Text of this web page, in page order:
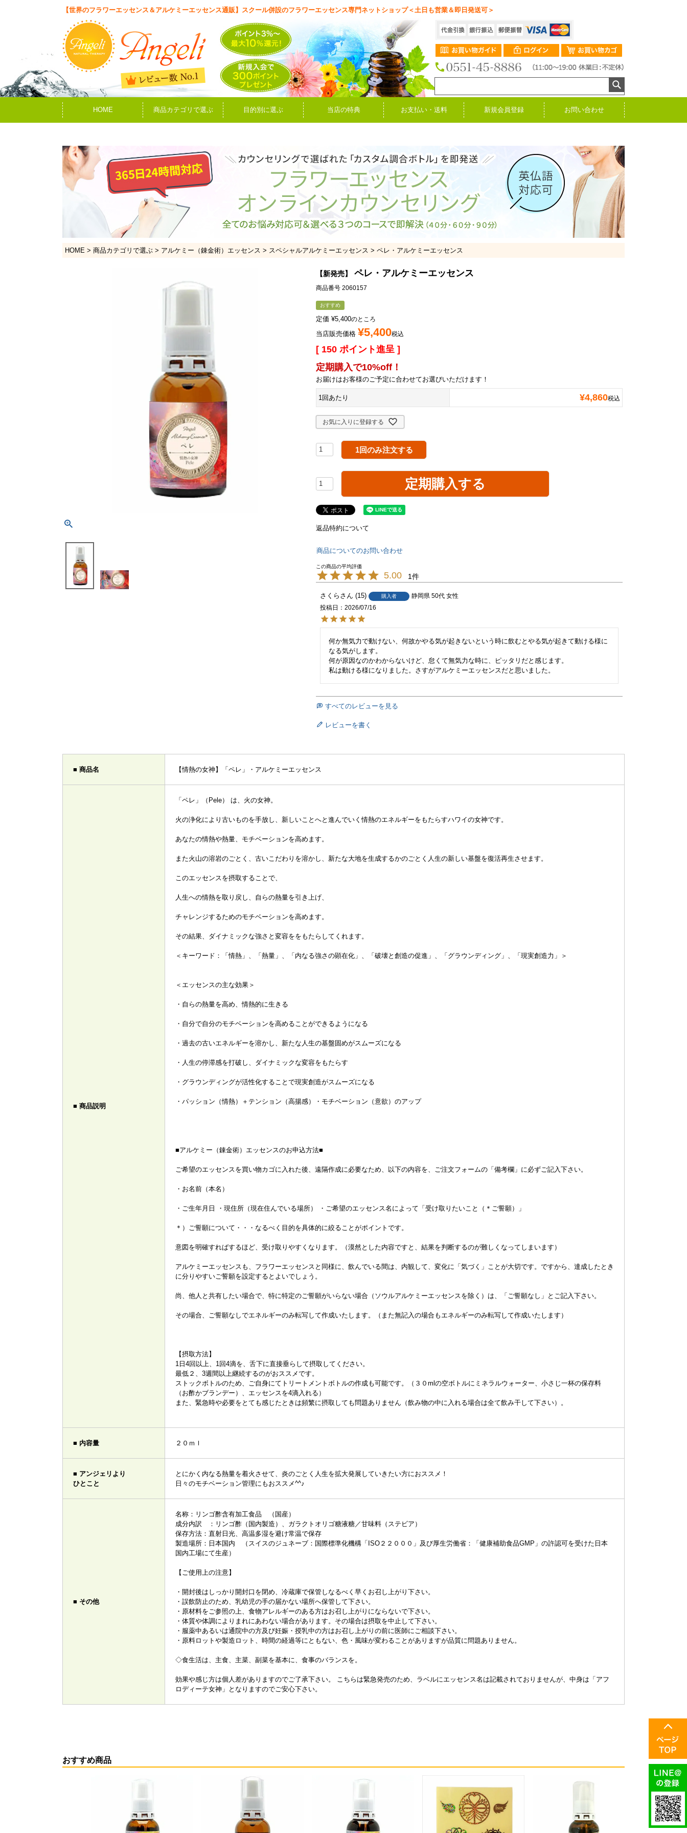
【世界のフラワーエッセンス＆アルケミーエッセンス通販】スクール併設のフラワーエッセンス専門ネットショップ＜土日も営業＆即日発送可＞
HOME 商品カテゴリで選ぶ 目的別に選ぶ 当店の特典 お支払い・送料 新規会員登録 お問い合わせ
HOME 商品カテゴリで選ぶ アルケミー（錬金術）エッセンス スペシャルアルケミーエッセンス ペレ・アルケミーエッセンス
【新発売】 ペレ・アルケミーエッセンス
商品番号 2060157
おすすめ
定価 ¥5,400のところ
当店販売価格 ¥5,400税込
[ 150 ポイント進呈 ]
定期購入で10%off！
お届けはお客様のご予定に合わせてお選びいただけます！
1回あたり ¥4,860税込
お気に入りに登録する
1回のみ注文する
定期購入する
返品特約について
商品についてのお問い合わせ
5.00 1
さくら 15 購入者 静岡県 50代 女性
投稿日
2026/07/16
何か無気力で動けない、何故かやる気が起きないという時に飲むとやる気が起きて動ける様に
なる気がします。
何が原因なのかわからないけど、怠くて無気力な時に、ピッタリだと感じます。
私は動ける様になりました。さすがアルケミーエッセンスだと思いました。
すべてのレビューを見る
レビューを書く
■ 商品名 【情熱の女神】「ペレ」・アルケミーエッセンス
■ 商品説明
「ペレ」（Pele） は、火の女神。
火の浄化により古いものを手放し、新しいことへと進んでいく情熱のエネルギーをもたらすハワイの女神です。
あなたの情熱や熱量、モチベーションを高めます。
また火山の溶岩のごとく、古いこだわりを溶かし、新たな大地を生成するかのごとく人生の新しい基盤を復活再生させます。
このエッセンスを摂取することで、
人生への情熱を取り戻し、自らの熱量を引き上げ、
チャレンジするためのモチベーションを高めます。
その結果、ダイナミックな強さと変容ををもたらしてくれます。
＜キーワード：「情熱」、「熱量」、「内なる強さの顕在化」、「破壊と創造の促進」、「グラウンディング」、「現実創造力」＞
＜エッセンスの主な効果＞
・自らの熱量を高め、情熱的に生きる
・自分で自分のモチベーションを高めることができるようになる
・過去の古いエネルギーを溶かし、新たな人生の基盤固めがスムーズになる
・人生の停滞感を打破し、ダイナミックな変容をもたらす
・グラウンディングが活性化することで現実創造がスムーズになる
・パッション（情熱）＋テンション（高揚感）・モチベーション（意欲）のアップ
■アルケミー（錬金術）エッセンスのお申込方法■
ご希望のエッセンスを買い物カゴに入れた後、遠隔作成に必要なため、以下の内容を、ご注文フォームの「備考欄」に必ずご記入下さい。
・お名前（本名）
・ご生年月日 ・現住所（現在住んでいる場所） ・ご希望のエッセンス名によって「受け取りたいこと（＊ご誓願）」
＊）ご誓願について・・・なるべく目的を具体的に絞ることがポイントです。
意図を明確すればするほど、受け取りやすくなります。（漠然とした内容ですと、結果を判断するのが難しくなってしまいます）
アルケミーエッセンスも、フラワーエッセンスと同様に、飲んでいる間は、内観して、変化に「気づく」ことが大切です。ですから、達成したとき
に分りやすいご誓願を設定するとよいでしょう。
尚、他人と共有したい場合で、特に特定のご誓願がいらない場合（ソウルアルケミーエッセンスを除く）は、「ご誓願なし」とご記入下さい。
その場合、ご誓願なしでエネルギーのみ転写して作成いたします。（また無記入の場合もエネルギーのみ転写して作成いたします）
【摂取方法】
1日4回以上、1回4滴を、舌下に直接垂らして摂取してください。
最低２、3週間以上継続するのがおススメです。
ストックボトルのため、ご自身にてトリートメントボトルの作成も可能です。（３０mlの空ボトルにミネラルウォーター、小さじ一杯の保存料
（お酢かブランデー）、エッセンスを4滴入れる）
また、緊急時や必要をとても感じたときは頻繁に摂取しても問題ありません（飲み物の中に入れる場合は全て飲み干して下さい）。
■ 内容量 ２０ｍｌ
■ アンジェリより
ひとこと
とにかく内なる熱量を着火させて、炎のごとく人生を拡大発展していきたい方におススメ！
日々のモチベーション管理にもおススメ^^♪
■ その他
名称：リンゴ酢含有加工食品 （国産）
成分内訳 ：リンゴ酢（国内製造）、ガラクトオリゴ糖液糖／甘味料（ステビア）
保存方法：直射日光、高温多湿を避け常温で保存
製造場所：日本国内 （スイスのジュネーブ：国際標準化機構「ISO２２０００」及び厚生労働省：「健康補助食品GMP」の許認可を受けた日本
国内工場にて生産）
【ご使用上の注意】
・開封後はしっかり開封口を閉め、冷蔵庫で保管しなるべく早くお召し上がり下さい。
・誤飲防止のため、乳幼児の手の届かない場所へ保管して下さい。
・原材料をご参照の上、食物アレルギーのある方はお召し上がりにならないで下さい。
・体質や体調によりまれにあわない場合があります。その場合は摂取を中止して下さい。
・服薬中あるいは通院中の方及び妊娠・授乳中の方はお召し上がりの前に医師にご相談下さい。
・原料ロットや製造ロット、時間の経過等にともない、色・風味が変わることがありますが品質に問題ありません。
◇食生活は、主食、主菜、副菜を基本に、食事のバランスを。
効果や感じ方は個人差がありますのでご了承下さい。 こちらは緊急発売のため、ラベルにエッセンス名は記載されておりませんが、中身は「アフ
ロディーテ女神」となりますのでご安心下さい。
おすすめ商品